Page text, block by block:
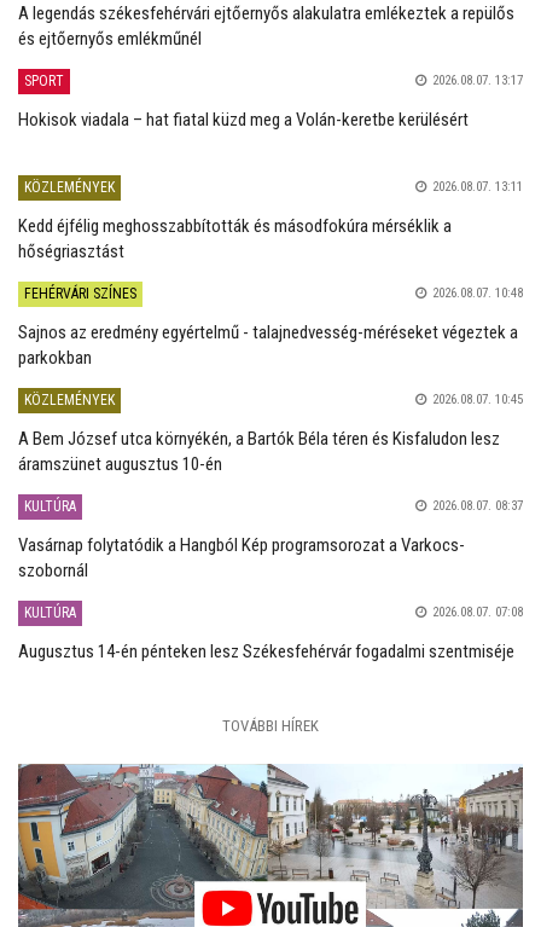
A legendás székesfehérvári ejtőernyős alakulatra emlékeztek a repülős
és ejtőernyős emlékműnél
SPORT 2026.08.07. 13:17
Hokisok viadala – hat fiatal küzd meg a Volán-keretbe kerülésért
KÖZLEMÉNYEK 2026.08.07. 13:11
Kedd éjfélig meghosszabbították és másodfokúra mérséklik a
hőségriasztást
FEHÉRVÁRI SZÍNES 2026.08.07. 10:48
Sajnos az eredmény egyértelmű - talajnedvesség-méréseket végeztek a
parkokban
KÖZLEMÉNYEK 2026.08.07. 10:45
A Bem József utca környékén, a Bartók Béla téren és Kisfaludon lesz
áramszünet augusztus 10-én
KULTÚRA 2026.08.07. 08:37
Vasárnap folytatódik a Hangból Kép programsorozat a Varkocs-
szobornál
KULTÚRA 2026.08.07. 07:08
Augusztus 14-én pénteken lesz Székesfehérvár fogadalmi szentmiséje
TOVÁBBI HÍREK